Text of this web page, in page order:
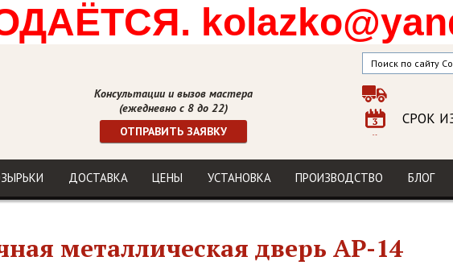
Консультации и вызов мастера
(ежедневно с 8 до 22)
ОТПРАВИТЬ ЗАЯВКУ
СРОК
МЫ В
ДОСТАВКА ЦЕНЫ УСТАНОВКА ПРОИЗВОДСТВО БЛОГ
металлическая дверь АР-14